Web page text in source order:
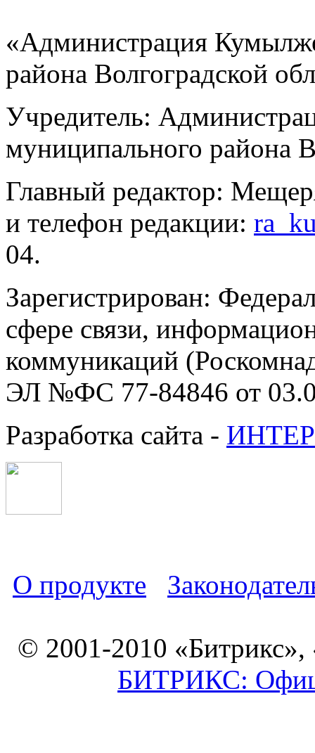
«Администрация
района Волгоградской
Учредитель:
муниципального района
Главный редактор:
и телефон редакции:
04.
Зарегистрирован:
сфере связи,
коммуникаций
ЭЛ №ФС 77-84846 от
Разработка сайта -
О продукте
© 2001-2010 «Битрикс»,
БИТРИКС: